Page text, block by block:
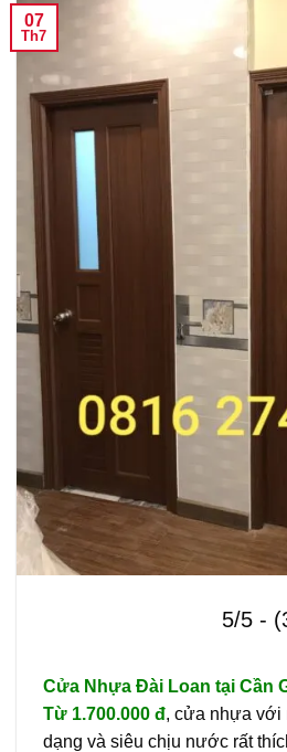
07
Th7
5/5 -
Cửa Nhựa Đài Loan tại Cần
Từ 1.700.000 đ, cửa nhựa với
dạng và siêu chịu nước rất